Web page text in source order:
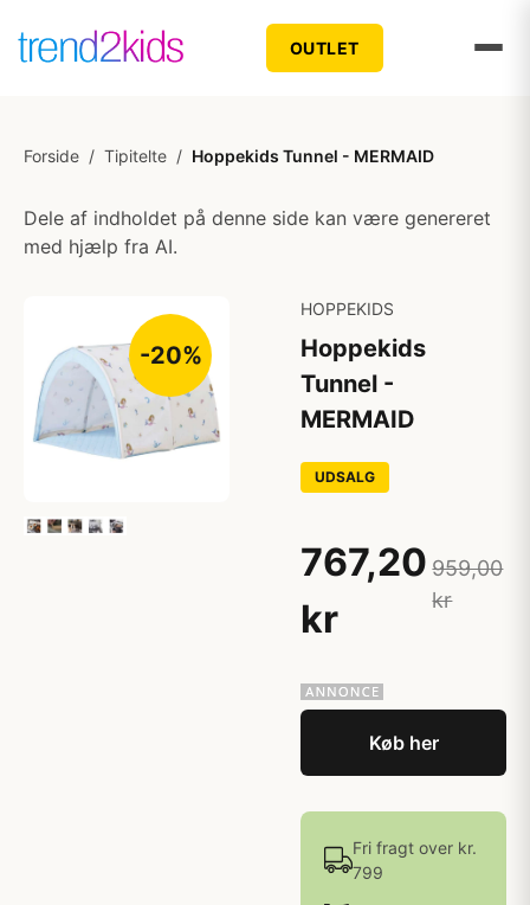
OUTLET
Forside / Tipitelte / Hoppekids Tunnel - MERMAID
Dele af indholdet på denne side kan være genereret
med hjælp fra AI.
-20%
HOPPEKIDS
Hoppekids
Tunnel -
MERMAID
UDSALG
767,20
kr
959,00
kr
Køb her
Fri fragt over kr.
799